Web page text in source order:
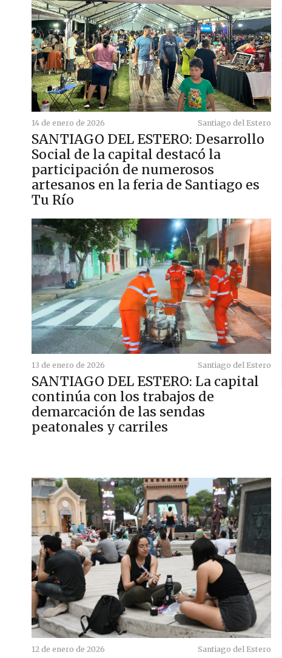
14 de enero de 2026 Santiago del Estero
SANTIAGO DEL ESTERO: Desarrollo
Social de la capital destacó la
participación de numerosos
artesanos en la feria de Santiago es
Tu Río
13 de enero de 2026 Santiago del Estero
SANTIAGO DEL ESTERO: La capital
continúa con los trabajos de
demarcación de las sendas
peatonales y carriles
12 de enero de 2026 Santiago del Estero